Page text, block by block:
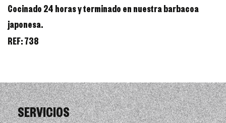
Cocinado 24 horas y terminado en nuestra barbacoa
japonesa.
REF: 738
SERVICIOS